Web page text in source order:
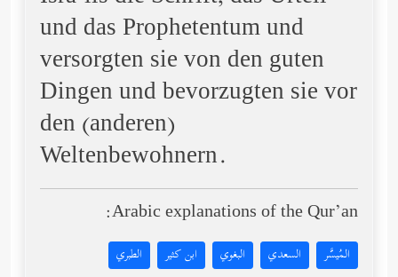
und das Prophetentum und
versorgten sie von den guten
Dingen und bevorzugten sie vor
den (anderen)
Weltenbewohnern.
Arabic explanations of the Qur’an:
المُيسَّر السعدي البغوي ابن كثير الطبري